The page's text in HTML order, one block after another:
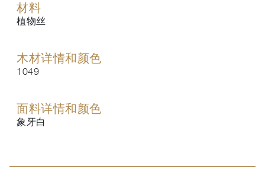
材料
植物丝
木材详情和颜色
1049
面料详情和颜色
象牙白